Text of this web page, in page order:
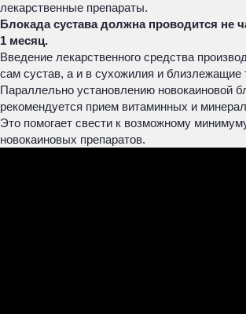
лекарственные препараты.
Блокада сустава должна проводится не
1 месяц.
Введение лекарственного средства
сам сустав, а и в сухожилия и близлежащие
Параллельно установлению новокаиновой
рекомендуется прием витаминных и
Это помогает свести к возможному
новокаиновых препаратов.